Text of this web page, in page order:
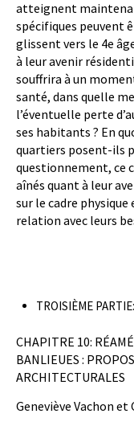
atteignent
spécifiques peuvent
glissent vers le 4e
à leur avenir
souffrira à un
santé, dans quelle
l’éventuelle perte
ses habitants ? En
quartiers posent-ils
questionnement, ce
aînés quant à leur
sur le cadre
relation avec leurs
TROISIÈME
CHAPITRE 10:
BANLIEUES :
ARCHITECTURALES
Geneviève Vachon et